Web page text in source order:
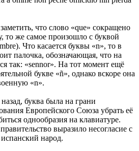
что слово «que» сокращено
то же самое произошло с буквой
Что касается буквы «n», то в
палочка, обозначающая, что на
так: «sennor». На тот момент ещё
букве «ñ», однако вскоре она
«n».
буква была на грани
Европейского Союза убрать её
однообразия на клавиатуре.
выразило несогласие с
народ.